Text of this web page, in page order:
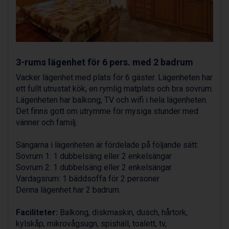
Sauze dOulx från 6.145 kr.
Alleghe från 8.545 kr.
Bad Gastein från 6.295 kr.
Arabba från 11.045 kr.
Cervinia från 8.245 kr.
Sölden från 12.995 kr.
Bad Hofgastein från 8.595 kr.
Passo Tonale från 5.895 kr.
Champoluc från 5.945 kr.
Sestriere från 6.945 kr.
Fieberbrunn från 9.645 kr.
Ischgl från 11.295 kr.
Wagrain från 7.095 kr.
Val Thorens från 8.395 kr.
St. Anton från 11.245 kr.
Zell am See från 6.295 kr.
Livigno från 5.595 kr.
3-rums lägenhet för 6 pers. med 2 badrum
Vacker lägenhet med plats för 6 gäster. Lägenheten har
ett fullt utrustat kök, en rymlig matplats och bra sovrum.
Lägenheten har balkong, TV och wifi i hela lägenheten.
Det finns gott om utrymme för mysiga stunder med
vänner och familj.
Sängarna i lägenheten är fördelade på följande sätt:
Sovrum 1: 1 dubbelsäng eller 2 enkelsängar
Sovrum 2: 1 dubbelsäng eller 2 enkelsängar
Vardagsrum: 1 bäddsoffa för 2 personer
Denna lägenhet har 2 badrum.
Faciliteter: Balkong, diskmaskin, dusch, hårtork,
kylskåp, mikrovågsugn, spishäll, toalett, tv,